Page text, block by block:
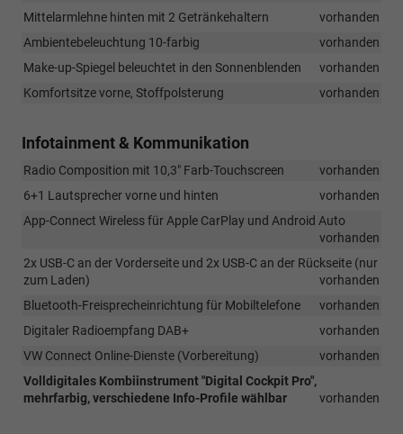
Mittelarmlehne hinten mit 2 Getränkehaltern
vorhanden
Ambientebeleuchtung 10-farbig
vorhanden
Make-up-Spiegel beleuchtet in den Sonnenblenden
vorhanden
Komfortsitze vorne, Stoffpolsterung
vorhanden
Infotainment & Kommunikation
Radio Composition mit 10,3" Farb-Touchscreen
vorhanden
6+1 Lautsprecher vorne und hinten
vorhanden
App-Connect Wireless für Apple CarPlay und Android Auto
vorhanden
2x USB-C an der Vorderseite und 2x USB-C an der Rückseite (nur
zum Laden)
vorhanden
Bluetooth-Freisprecheinrichtung für Mobiltelefone
vorhanden
Digitaler Radioempfang DAB+
vorhanden
VW Connect Online-Dienste (Vorbereitung)
vorhanden
Volldigitales Kombiinstrument "Digital Cockpit Pro",
mehrfarbig, verschiedene Info-Profile wählbar
vorhanden